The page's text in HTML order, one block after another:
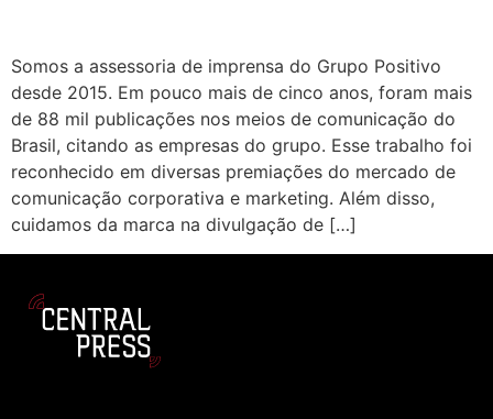
Somos a assessoria de imprensa do Grupo Positivo
desde 2015. Em pouco mais de cinco anos, foram mais
de 88 mil publicações nos meios de comunicação do
Brasil, citando as empresas do grupo. Esse trabalho foi
reconhecido em diversas premiações do mercado de
comunicação corporativa e marketing. Além disso,
cuidamos da marca na divulgação de […]